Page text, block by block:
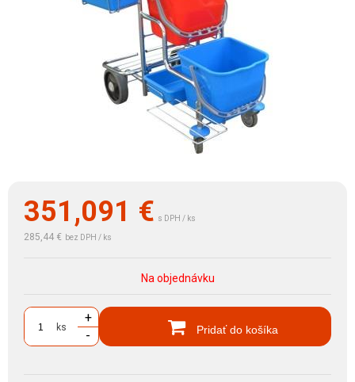
351,091 € s DPH / ks
285,44 € bez DPH / ks
Na objednávku
ks
+
-
Pridať do košíka